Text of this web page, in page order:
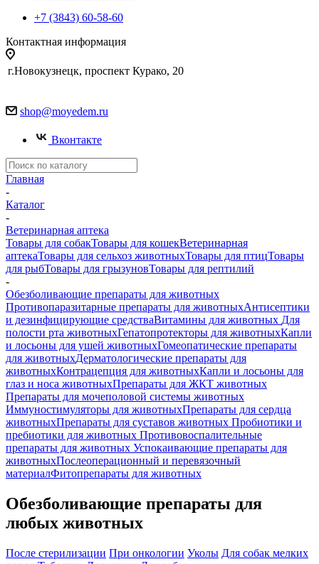
+7 (3843) 60-58-60
Контактная информация
г.Новокузнецк, проспект Курако, 20
shop@moyedem.ru
Вконтакте
Главная
-
Каталог
-
Ветеринарная аптека
Товары для собакТовары для кошекВетеринарная
аптекаТовары для сельхоз животныхТовары для птицТовары
для рыбТовары для грызуновТовары для рептилий
-
Обезболивающие препараты для животных
Противопаразитарные препараты для животныхАнтисептики
и дезинфицирующие средстваВитамины для животных Для
полости рта животныхГепатопротекторы для животныхКапли
и лосьоны для ушей животныхГомеопатические препараты
для животныхДерматологические препараты для
животныхКонтрацепция для животныхКапли и лосьоны для
глаз и носа животныхПрепараты для ЖКТ животных
Препараты для мочеполовой системы животных
Иммуностимуляторы для животныхПрепараты для сердца
животныхПрепараты для суставов животных Пробиотики и
пребиотики для животных Противовоспалительные
препараты для животных Успокаивающие препараты для
животныхПослеоперационный и перевязочный
материалФитопрепараты для животных
Обезболивающие препараты для
любых животных
После стерилизации При онкологии Уколы Для собак мелких